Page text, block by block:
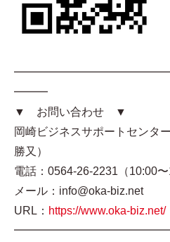
━━━
▼ お問い合わせ ▼
岡崎ビジネスサポートセンタ
勝又）
電話：0564-26-2231（10:00〜
メール：info@oka-biz.net
URL： https://www.oka-biz.net/